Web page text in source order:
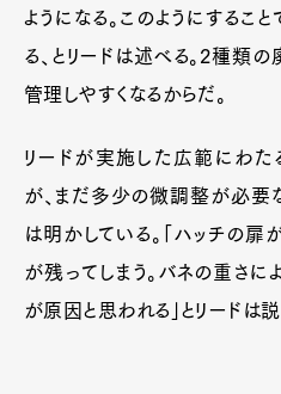
ようになる。このようにするこ
る、とリードは述べる。2種類
管理しやすくなるからだ。
リードが実施した広範にわた
が、まだ多少の微調整が必要
は明かしている。「ハッチの
が残ってしまう。バネの重さに
が原因と思われる」とリードは説